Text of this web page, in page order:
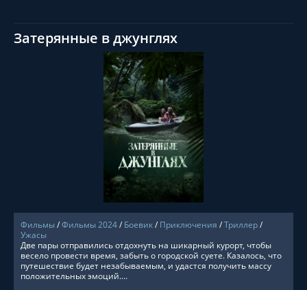
Затерянные в джунглях
СМОТРЕТЬ ОНЛАЙН
Фильмы/Фильмы 2024/ Боевик/ Приключения /Триллер/
Ужасы
Две пары отправились отдохнуть на шикарный курорт, чтобы
весело провести время, забыть о городской суете. Казалось, что
путешествие будет незабываемым, и удастся получить массу
положительных эмоций....